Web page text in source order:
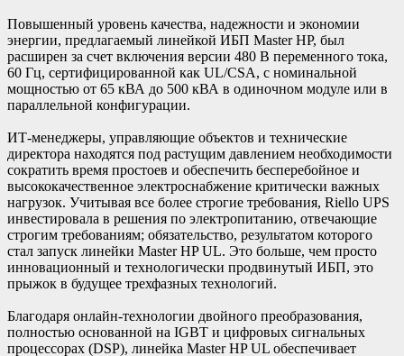
Повышенный уровень качества, надежности и экономии
энергии, предлагаемый линейкой ИБП Master HP, был
расширен за счет включения версии 480 В переменного тока,
60 Гц, сертифицированной как UL/CSA, с номинальной
мощностью от 65 кВА до 500 кВА в одиночном модуле или в
параллельной конфигурации.
ИТ-менеджеры, управляющие объектов и технические
директора находятся под растущим давлением необходимости
сократить время простоев и обеспечить бесперебойное и
высококачественное электроснабжение критически важных
нагрузок. Учитывая все более строгие требования, Riello UPS
инвестировала в решения по электропитанию, отвечающие
строгим требованиям; обязательство, результатом которого
стал запуск линейки Master HP UL. Это больше, чем просто
инновационный и технологически продвинутый ИБП, это
прыжок в будущее трехфазных технологий.
Благодаря онлайн-технологии двойного преобразования,
полностью основанной на IGBT и цифровых сигнальных
процессорах (DSP), линейка Master HP UL обеспечивает